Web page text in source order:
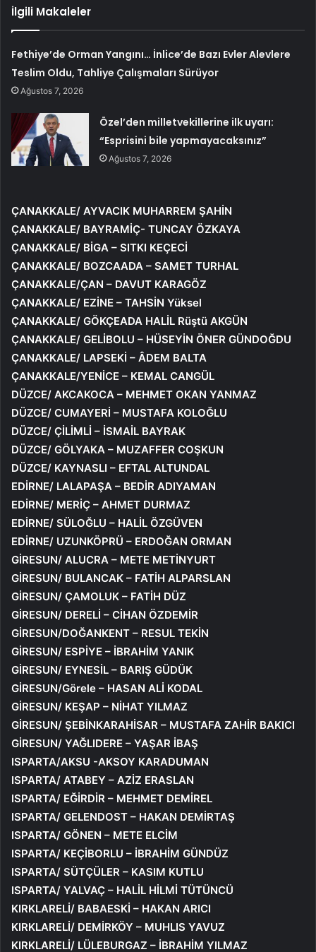
İlgili Makaleler
Fethiye’de Orman Yangını… İnlice’de Bazı Evler Alevlere
Teslim Oldu, Tahliye Çalışmaları Sürüyor
Ağustos 7, 2026
Özel’den milletvekillerine ilk uyarı:
“Esprisini bile yapmayacaksınız”
Ağustos 7, 2026
ÇANAKKALE/ AYVACIK MUHARREM ŞAHİN
ÇANAKKALE/ BAYRAMİÇ- TUNCAY ÖZKAYA
ÇANAKKALE/ BİGA – SITKI KEÇECİ
ÇANAKKALE/ BOZCAADA – SAMET TURHAL
ÇANAKKALE/ÇAN – DAVUT KARAGÖZ
ÇANAKKALE/ EZİNE – TAHSİN Yüksel
ÇANAKKALE/ GÖKÇEADA HALİL Rüştü AKGÜN
ÇANAKKALE/ GELİBOLU – HÜSEYİN ÖNER GÜNDOĞDU
ÇANAKKALE/ LAPSEKİ – ÂDEM BALTA
ÇANAKKALE/YENİCE – KEMAL CANGÜL
DÜZCE/ AKCAKOCA – MEHMET OKAN YANMAZ
DÜZCE/ CUMAYERİ – MUSTAFA KOLOĞLU
DÜZCE/ ÇİLİMLİ – İSMAİL BAYRAK
DÜZCE/ GÖLYAKA – MUZAFFER COŞKUN
DÜZCE/ KAYNASLI – EFTAL ALTUNDAL
EDİRNE/ LALAPAŞA – BEDİR ADIYAMAN
EDİRNE/ MERİÇ – AHMET DURMAZ
EDİRNE/ SÜLOĞLU – HALİL ÖZGÜVEN
EDİRNE/ UZUNKÖPRÜ – ERDOĞAN ORMAN
GİRESUN/ ALUCRA – METE METİNYURT
GİRESUN/ BULANCAK – FATİH ALPARSLAN
GİRESUN/ ÇAMOLUK – FATİH DÜZ
GİRESUN/ DERELİ – CİHAN ÖZDEMİR
GİRESUN/DOĞANKENT – RESUL TEKİN
GİRESUN/ ESPİYE – İBRAHİM YANIK
GİRESUN/ EYNESİL – BARIŞ GÜDÜK
GİRESUN/Görele – HASAN ALİ KODAL
GİRESUN/ KEŞAP – NİHAT YILMAZ
GİRESUN/ ŞEBİNKARAHİSAR – MUSTAFA ZAHİR BAKICI
GİRESUN/ YAĞLIDERE – YAŞAR İBAŞ
ISPARTA/AKSU -AKSOY KARADUMAN
ISPARTA/ ATABEY – AZİZ ERASLAN
ISPARTA/ EĞİRDİR – MEHMET DEMİREL
ISPARTA/ GELENDOST – HAKAN DEMİRTAŞ
ISPARTA/ GÖNEN – METE ELCİM
ISPARTA/ KEÇİBORLU – İBRAHİM GÜNDÜZ
ISPARTA/ SÜTÇÜLER – KASIM KUTLU
ISPARTA/ YALVAÇ – HALİL HİLMİ TÜTÜNCÜ
KIRKLARELİ/ BABAESKİ – HAKAN ARICI
KIRKLARELİ/ DEMİRKÖY – MUHLIS YAVUZ
KIRKLARELİ/ LÜLEBURGAZ – İBRAHİM YILMAZ